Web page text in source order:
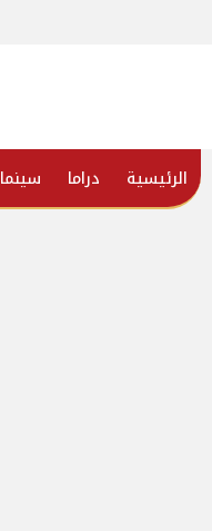
الرئيسية دراما سينما